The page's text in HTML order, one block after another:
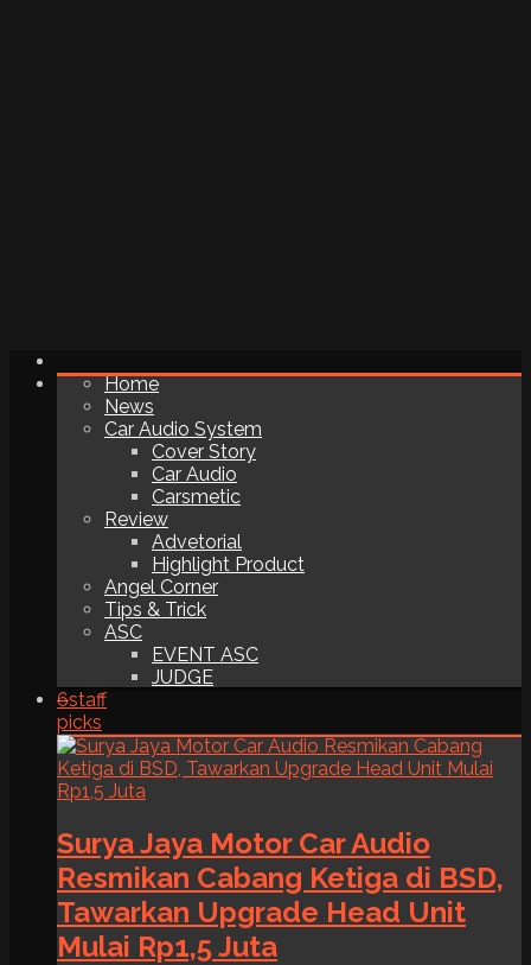
Home
News
Car Audio System
Cover Story
Car Audio
Carsmetic
Review
Advetorial
Highlight Product
Angel Corner
Tips & Trick
ASC
EVENT ASC
JUDGE
6staff
picks
Surya Jaya Motor Car Audio
Resmikan Cabang Ketiga di BSD,
Tawarkan Upgrade Head Unit
Mulai Rp1,5 Juta